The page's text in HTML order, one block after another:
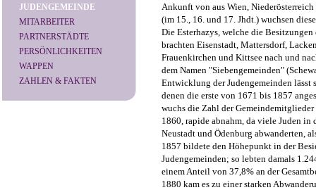
JUDENGEMEINDE
MITARBEITER
PARTNERSTÄDTE
PERSÖNLICHKEITEN
WAPPEN
ZAHLEN & FAKTEN
Ankunft von aus Wien,
(im 15., 16. und 17. Jhdt.) wuchsen
Die Esterhazys, welche die
brachten Eisenstadt, Mattersdorf,
Frauenkirchen und Kittsee nach und
dem Namen "Siebengemeinden"
Entwicklung der Judengemeinden
denen die erste von 1671 bis 1857
wuchs die Zahl der
1860, rapide abnahm, da viele Juden in
Neustadt und Ödenburg abwanderten,
1857 bildete den Höhepunkt in der
Judengemeinden; so lebten damals
einem Anteil von 37,8% an der
1880 kam es zu einer starken